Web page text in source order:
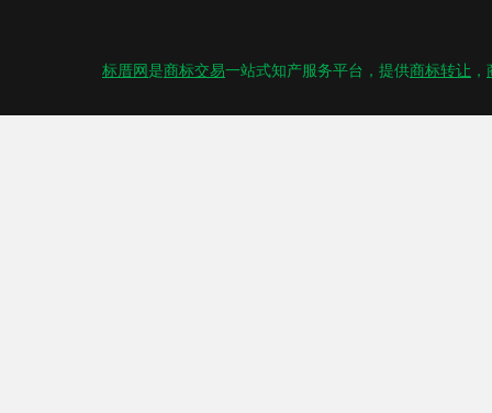
标厝网 是商标交易一站式知产服务平台，提供商标转让 ，